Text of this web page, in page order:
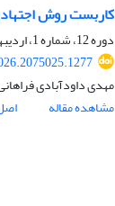
کاربست روش
دوره 12، شماره 1، اردیبهشت 1404، صفحه
مهدی داودآبادی
مشاهده مقاله